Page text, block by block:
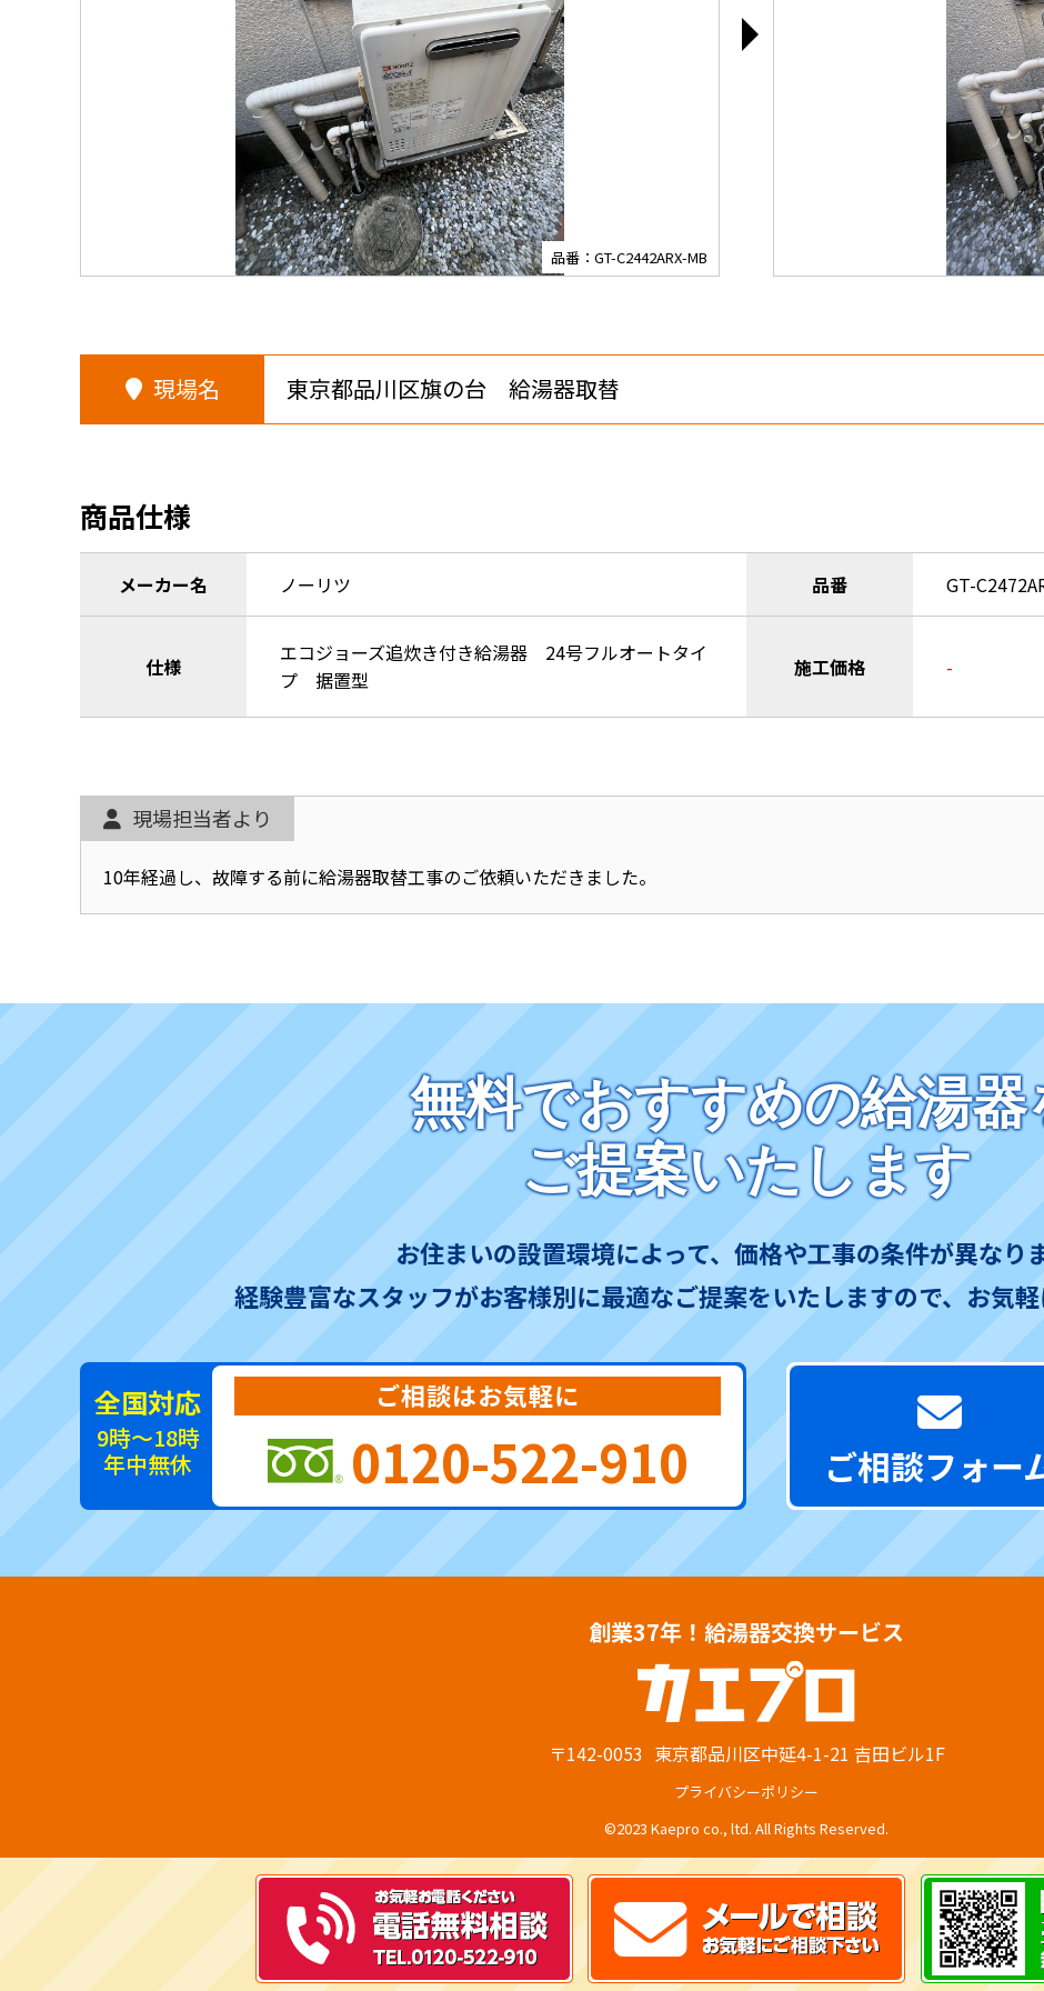
品番：GT-C2442ARX-MB
現場名 東京都品川区旗の台 給湯器取替
商品仕様
メーカー名 ノーリツ 品番 GT-
仕様
エコジョーズ追炊き付き給湯器 24号フルオートタイ
プ 据置型
施工価格 -
現場担当者より
10年経過し、故障する前に給湯器取替工事のご依頼いただきました。
無料でおすすめの給湯器
ご提案いたします
お住まいの設置環境によって、価格や工事の条件が異なりま
経験豊富なスタッフがお客様別に最適なご提案をいたしますので、お気軽
全国対応
9時～18時
年中無休
ご相談はお気軽に
0120-522-910 ご相談フォー
創業37年！給湯器交換サービス
〒142-0053 東京都品川区中延4-1-21 吉田ビル1F
プライバシーポリシー
©2023 Kaepro co., ltd. All Rights Reserved.